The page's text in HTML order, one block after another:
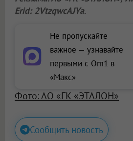
Erid: 2VtzqwcAJYa.
Не пропускайте
важное — узнавайте
первыми с Om1 в
«Макс»
Фото: АО «ГК «ЭТАЛОН»
Сообщить новость